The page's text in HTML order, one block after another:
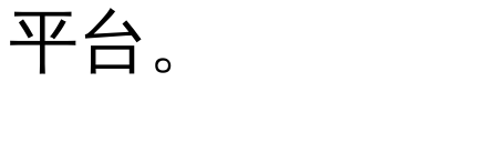
平台。